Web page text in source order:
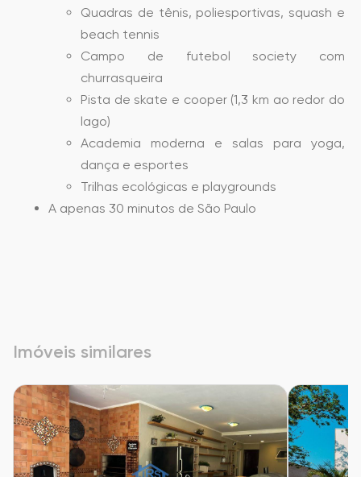
Quadras de tênis, poliesportivas, squash e
beach tennis
Campo de futebol society com
churrasqueira
Pista de skate e cooper (1,3 km ao redor do
lago)
Academia moderna e salas para yoga,
dança e esportes
Trilhas ecológicas e playgrounds
A apenas 30 minutos de São Paulo
Imóveis similares